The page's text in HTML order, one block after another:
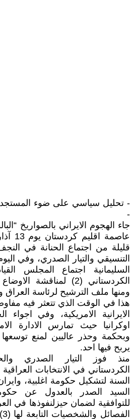
- تحليل سياسي على ضوء
-
قليلة من اجتماع الحنانة في
التنسيقي والتيار الصدري، وفي
السليمانية اجتماع المجلس
الكردستاني (2) لمناقشة
ومنها ملف الترشيح لرئاسة
هذا في الوقت الذي تتعثر فيه
الايرانية الامريكية، وفي
اوكرانيا حيث تمارس الادارة
وبحكمة وحذر عاليين لمنع
يربح فيها احد.
منذ فوز التيار الصدري
الكردستاني في الانتخابات
السنة لتشكيل حكومة اغلبية،
السيد الصدر بالعدول عن
للتوافقية لضمان حيزلنفوذها في